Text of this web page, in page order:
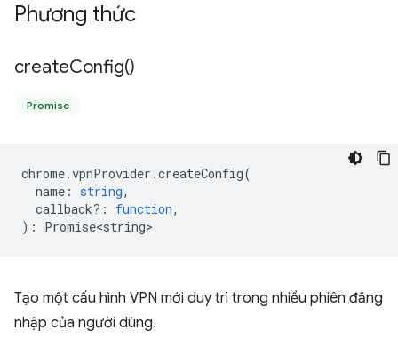
Phương thức
createConfig()
Promise
chrome.vpnProvider .createConfig(
name : string,
callback? : function,
) : Promise<string>
Tạo một cấu hình VPN mới duy trì trong nhiều phiên đăng
nhập của người dùng.